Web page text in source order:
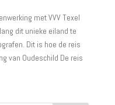
met VVV Texel
dit unieke eiland te
Dit is hoe de reis
van Oudeschild De reis